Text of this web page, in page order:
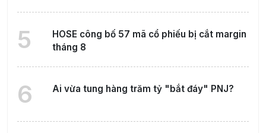
5
HOSE công bố 57 mã cổ phiếu bị cắt margin
tháng 8
6 Ai vừa tung hàng trăm tỷ "bắt đáy" PNJ?